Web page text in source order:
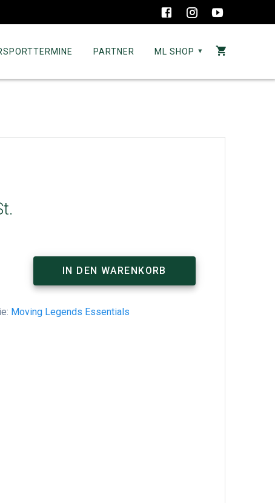
PARTNER ML SHOP
IN DEN WARENKORB
Moving Legends Essentials